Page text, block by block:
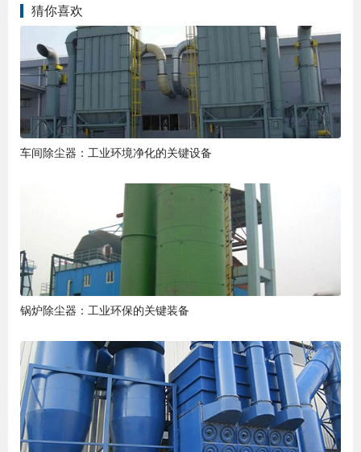
猜你喜欢
车间除尘器：工业环境净化的关键设备
锅炉除尘器：工业环保的关键装备